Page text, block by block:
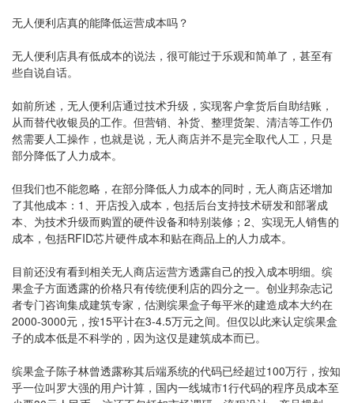
无人便利店真的能降低运营成本吗？
无人便利店具有低成本的说法，很可能过于乐观和简单了，甚至有
些自说自话。
如前所述，无人便利店通过技术升级，实现客户拿货后自助结账，
从而替代收银员的工作。但营销、补货、整理货架、清洁等工作仍
然需要人工操作，也就是说，无人商店并不是完全取代人工，只是
部分降低了人力成本。
但我们也不能忽略，在部分降低人力成本的同时，无人商店还增加
了其他成本：1、开店投入成本，包括后台支持技术研发和部署成
本、为技术升级而购置的硬件设备和特别装修；2、实现无人销售的
成本，包括RFID芯片硬件成本和贴在商品上的人力成本。
目前还没有看到相关无人商店运营方透露自己的投入成本明细。缤
果盒子方面透露的价格只有传统便利店的四分之一。创业邦杂志记
者专门咨询集成建筑专家，估测缤果盒子每平米的建造成本大约在
2000-3000元，按15平计在3-4.5万元之间。但仅以此来认定缤果盒
子的成本低是不科学的，因为这仅是建筑成本而已。
缤果盒子陈子林曾透露称其后端系统的代码已经超过100万行，按知
乎一位叫罗大强的用户计算，国内一线城市1行代码的程序员成本至